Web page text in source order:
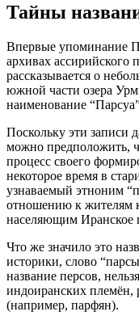
Тайны
Впервые упоминание
архивах ассирийского
рассказывается о
южной части озера
наименование
Поскольку эти записи
можно предположить,
процесс своего
некоторое время в
узнаваемый этноним
отношению к жителям
населяющим Иранское
Что же значило это
историки, слово
название персов,
индоиранских племён,
(например, парфян).